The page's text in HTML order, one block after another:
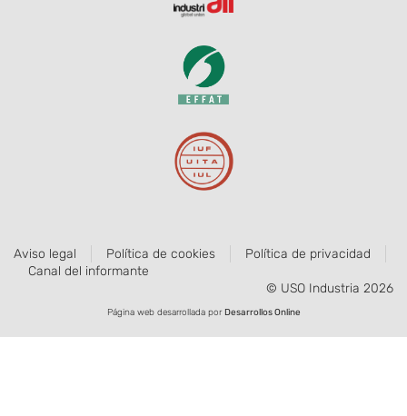
Aviso legal Política de cookies
Política de privacidad
Canal del informante
© USO Industria 2026
Página web desarrollada porDesarrollos Online